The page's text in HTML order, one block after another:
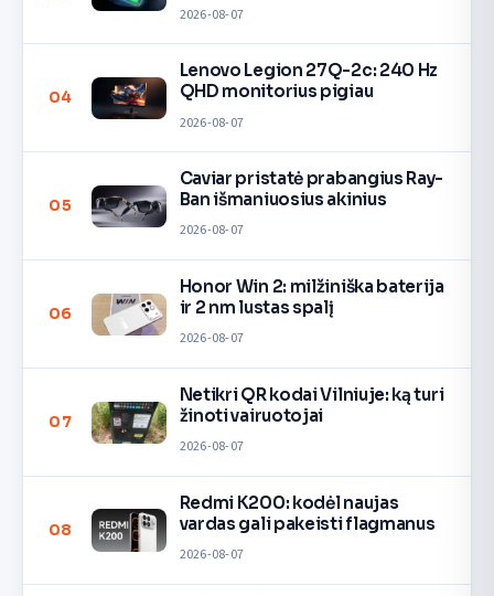
2026-08-07
04
Lenovo Legion 27Q-2c: 240 Hz
QHD monitorius pigiau
2026-08-07
05
Caviar pristatė prabangius Ray-
Ban išmaniuosius akinius
2026-08-07
06
Honor Win 2: milžiniška baterija
ir 2 nm lustas spalį
2026-08-07
07
Netikri QR kodai Vilniuje: ką turi
žinoti vairuotojai
2026-08-07
08
Redmi K200: kodėl naujas
vardas gali pakeisti flagmanus
2026-08-07